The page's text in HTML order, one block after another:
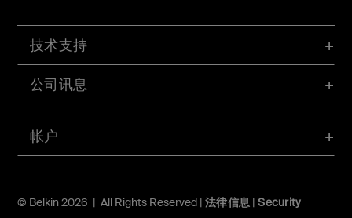
帐户
技术支持
公司讯息
© Belkin 2026 | All Rights Reserved | 法律信息 |Security